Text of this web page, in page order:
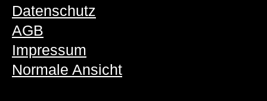
Datenschutz
AGB
Impressum
Normale Ansicht